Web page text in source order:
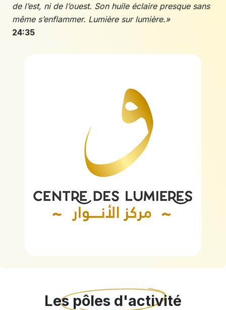
de l’est, ni de l’ouest. Son huile éclaire presque sans
même s’enflammer. Lumière sur lumière.»
24:35
Les pôles d'activité